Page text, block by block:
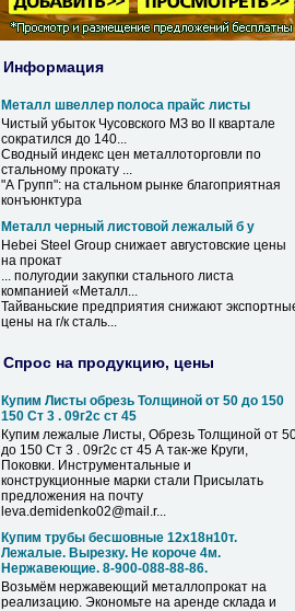
Информация
Металл швеллер полоса прайс листы
Чистый убыток Чусовского МЗ во II квартале
сократился до 140...
Сводный индекс цен металлоторговли по
стальному прокату ...
"А Групп": на стальном рынке благоприятная
конъюнктура
Металл черный листовой лежалый б у
Hebei Steel Group снижает августовские цены
на прокат
... полугодии закупки стального листа
компанией « Металл...
Тайваньские предприятия снижают
цены на г/к сталь...
Спрос на продукцию, цены
Купим Листы обрезь Толщиной от 50 до 150
150 Ст 3 . 09г2с ст 45
Купим лежалые Листы, Обрезь Толщиной от
до 150 Ст 3 . 09г2с ст 45 А так-же Круги,
Поковки. Инструментальные и
конструкционные марки стали Присылать
предложения на почту
leva.demidenko02@mail.r...
Купим трубы бесшовные 12х18н10т.
Лежалые. Вырезку. Не короче 4м.
Нержавеющие. 8-900-088-88-86.
Возьмём нержавеющий металлопрокат на
реализацию. Экономьте на аренде склада и